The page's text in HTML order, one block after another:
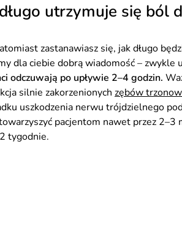
utrzymuje się ból
zastanawiasz się, jak długo
dla ciebie dobrą wiadomość – zwykle
odczuwają po upływie 2–4 godzin.
silnie zakorzenionych zębów
uszkodzenia nerwu trójdzielnego
pacjentom nawet przez 2–3
tygodnie.